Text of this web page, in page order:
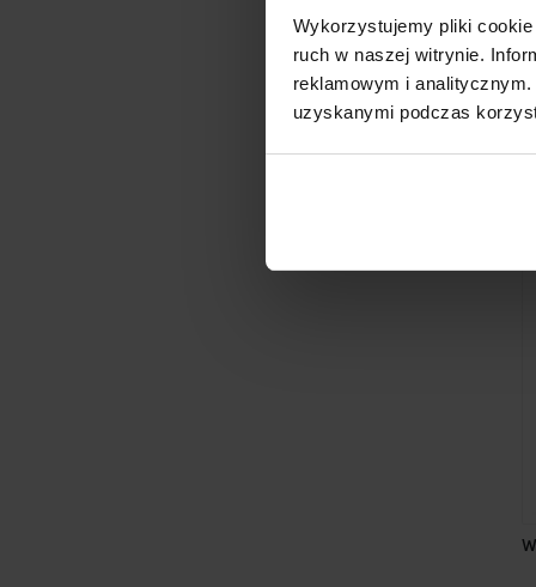
Wykorzystujemy pliki
ruch w naszej witrynie.
reklamowym i
uzyskanymi podczas